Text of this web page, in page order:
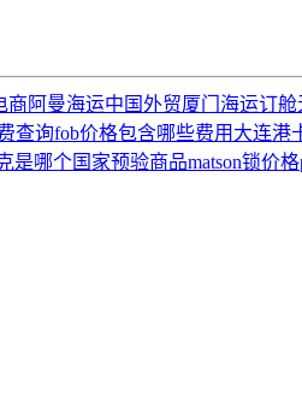
商 阿曼海运中国外贸厦门海运订舱
查询fob价格包含哪些费用 大连港
是哪个国家预验商品matson锁价格